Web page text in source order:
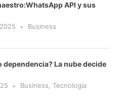
API y sus
Business
dependencia? La nube decide
Business, Tecnología